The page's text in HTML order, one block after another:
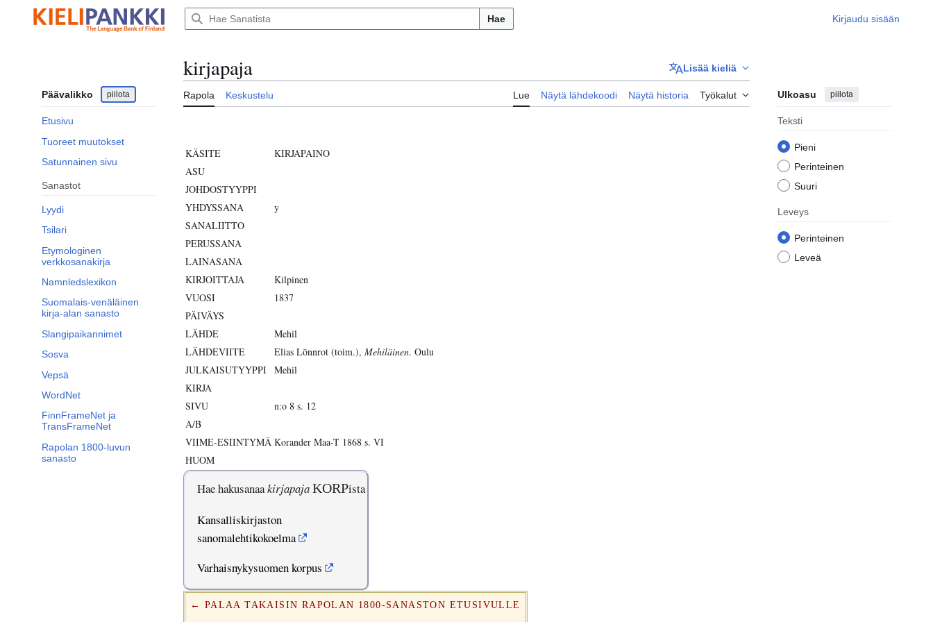
sisältöön
Hae Kirjaudu sisään
Päävalikko piilota
Etusivu
Tuoreet muutokset
Satunnainen sivu
Sanastot
Lyydi
Tsilari
Etymologinen
verkkosanakirja
Namnledslexikon
Suomalais-venäläinen
kirja-alan sanasto
Slangipaikannimet
Sosva
Vepsä
WordNet
FinnFrameNet ja
TransFrameNet
Rapolan 1800-luvun
sanasto
kirjapaja Lisää kieliä
Rapola Keskustelu Lue Näytä lähdekoodi Näytä historia Työkalut Ulkoasu piilota
Teksti
Pieni
Perinteinen
Suuri
Leveys
Perinteinen
Leveä
KÄSITE
KIRJAPAINO
ASU
JOHDOSTYYPPI
YHDYSSANA
y
SANALIITTO
PERUSSANA
LAINASANA
KIRJOITTAJA
Kilpinen
VUOSI
1837
PÄIVÄYS
LÄHDE
Mehil
LÄHDEVIITE
Elias Lönnrot (toim.), Mehiläinen. Oulu
JULKAISUTYYPPI Mehil
KIRJA
SIVU
n:o 8 s. 12
A/B
VIIME-ESIINTYMÄ Korander Maa-T 1868 s. VI
HUOM
Hae hakusanaakirjapajaKORPista
Kansalliskirjaston
sanomalehtikokoelma
Varhaisnykysuomen korpus
← PALAA TAKAISIN RAPOLAN 1800-SANASTON ETUSIVULLE